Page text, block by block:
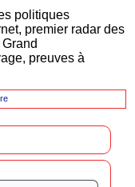
politiques
premier radar des
preuves à